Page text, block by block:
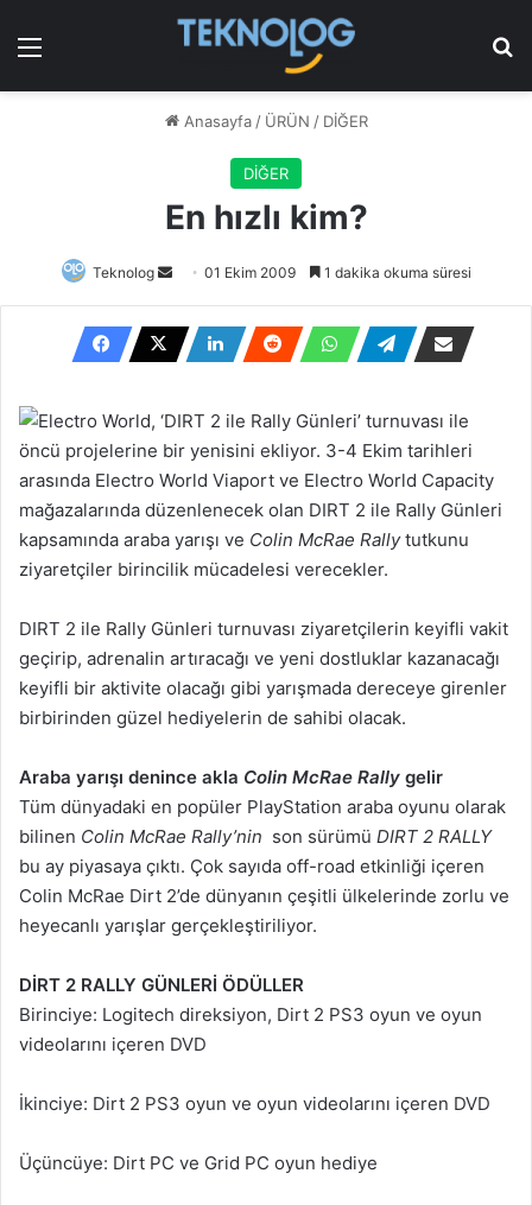
Menü
Anasayfa / ÜRÜN / DİĞER
DİĞER
En hızlı kim?
Teknolog
Bir
posta
göndermek
01 Ekim 2009 1 dakika okuma süresi
Electro World, ‘DIRT 2 ile Rally Günleri’ turnuvası ile
öncü projelerine bir yenisini ekliyor. 3-4 Ekim tarihleri
arasında Electro World Viaport ve Electro World Capacity
mağazalarında düzenlenecek olan DIRT 2 ile Rally Günleri
kapsamında araba yarışı ve Colin McRae Rallytutkunu
ziyaretçiler birincilik mücadelesi verecekler.
DIRT 2 ile Rally Günleri turnuvası ziyaretçilerin keyifli vakit
geçirip, adrenalin artıracağı ve yeni dostluklar kazanacağı
keyifli bir aktivite olacağı gibi yarışmada dereceye girenler
birbirinden güzel hediyelerin de sahibi olacak.
Araba yarışı denince akla Colin McRae Rally gelir
Tüm dünyadaki en popüler PlayStation araba oyunu olarak
bilinen Colin McRae Rally’nin son sürümü DIRT 2 RALLY
bu ay piyasaya çıktı. Çok sayıda off-road etkinliği içeren
Colin McRae Dirt 2’de dünyanın çeşitli ülkelerinde zorlu ve
heyecanlı yarışlar gerçekleştiriliyor.
DİRT 2 RALLY GÜNLERİ ÖDÜLLER
Birinciye: Logitech direksiyon, Dirt 2 PS3 oyun ve oyun
videolarını içeren DVD
İkinciye: Dirt 2 PS3 oyun ve oyun videolarını içeren DVD
Üçüncüye: Dirt PC ve Grid PC oyun hediye